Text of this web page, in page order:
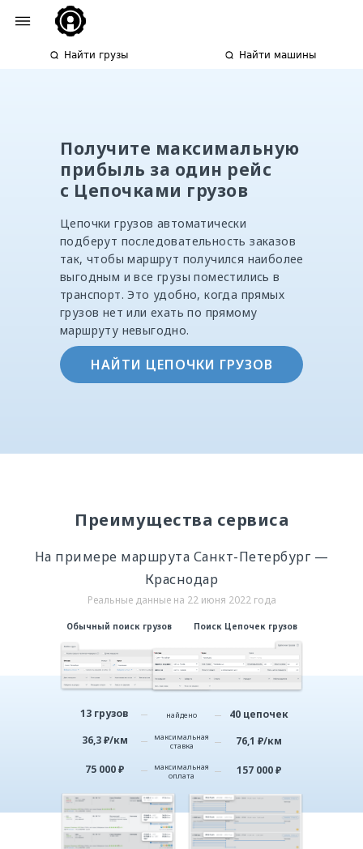
Найти грузы Найти машины
Получите максимальную
прибыль за один рейс
с Цепочками грузов
Цепочки грузов автоматически
подберут последовательность заказов
так, чтобы маршрут получился наиболее
выгодным и все грузы поместились в
транспорт. Это удобно, когда прямых
грузов нет или ехать по прямому
маршруту невыгодно.
НАЙТИ ЦЕПОЧКИ ГРУЗОВ
Преимущества сервиса
На примере маршрута Санкт-Петербург —
Краснодар
Реальные данные на 22 июня 2022 года
Обычный поиск грузов Поиск Цепочек грузов
найдено 40 цепочек
13 грузов
максимальная
ставка
76,1 ₽/км
36,3 ₽/км
максимальная
оплата
157 000 ₽
75 000 ₽